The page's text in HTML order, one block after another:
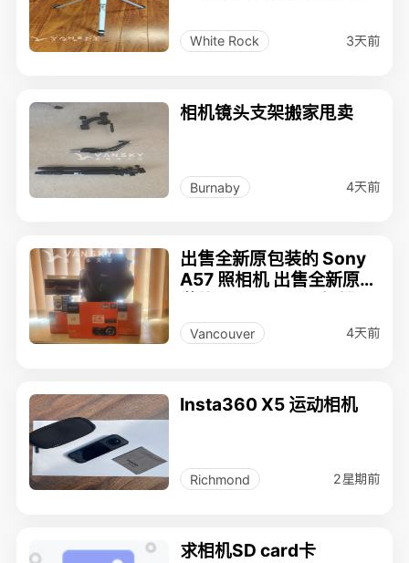
White Rock 3天前
相机镜头支架搬家甩卖
Burnaby 4天前
出售全新原包装的 Sony
A57 照相机 出售全新原包
Vancouver 4天前
Insta360 X5 运动相机
Richmond 2星期前
求相机SD card卡